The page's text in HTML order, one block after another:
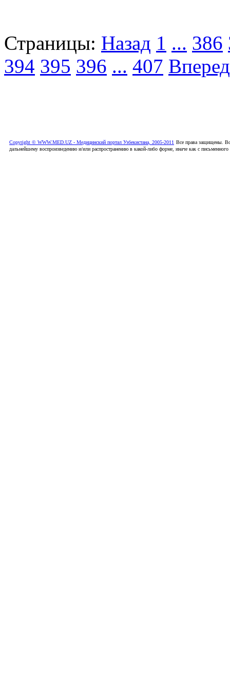
Страницы: Назад 1 ... 386
394 395 396 ... 407 Вперед
Copyright © WWW.MED.UZ - Медицинский портал Узбекистана, 2005-2011 Все права защищены.
дальнейшему воспроизведению и/или распространению в какой-либо форме, иначе как с